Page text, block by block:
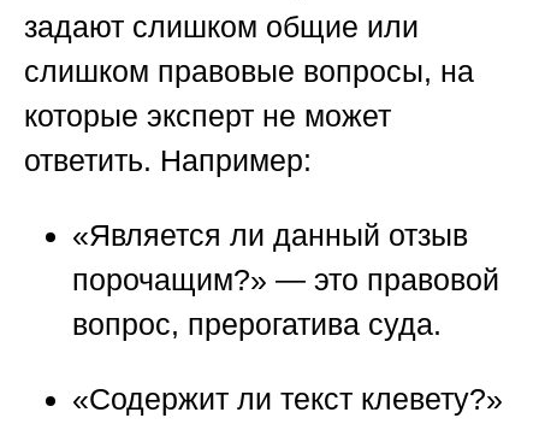
задают слишком общие или
слишком правовые вопросы, на
которые эксперт не может
ответить. Например:
«Является ли данный отзыв
порочащим?» — это правовой
вопрос, прерогатива суда.
«Содержит ли текст клевету?»